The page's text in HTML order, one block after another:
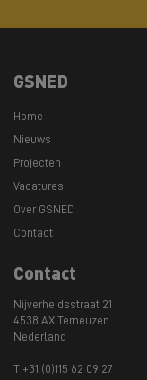
GSNED
Home
Nieuws
Projecten
Vacatures
Over GSNED
Contact
Contact
Nijverheidsstraat 21
4538 AX Terneuzen
Nederland
T +31 (0)115 62 09 27